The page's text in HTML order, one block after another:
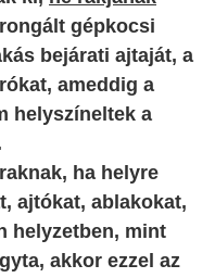
gépkocsi
bejárati ajtaját, a
ameddig a
helyszíneltek a
ha helyre
ajtókat, ablakokat,
helyzetben, mint
akkor ezzel az